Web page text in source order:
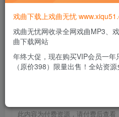
绎。
孙一评书明朝那些事儿全241
此内容为付费资源，请付费后查看
戏曲下载上戏曲无忧
戏曲无忧网收录全网戏曲MP3、
曲下载网站
年终大促，现在购买VIP会员一
（原价398）限量出售！全站资